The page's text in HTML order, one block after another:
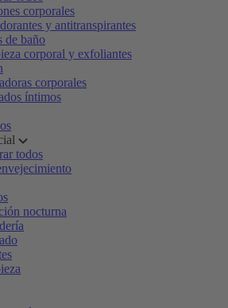
corporales
y antitranspirantes
de baño
corporal y exfoliantes
corporales
íntimos
todos
nocturna